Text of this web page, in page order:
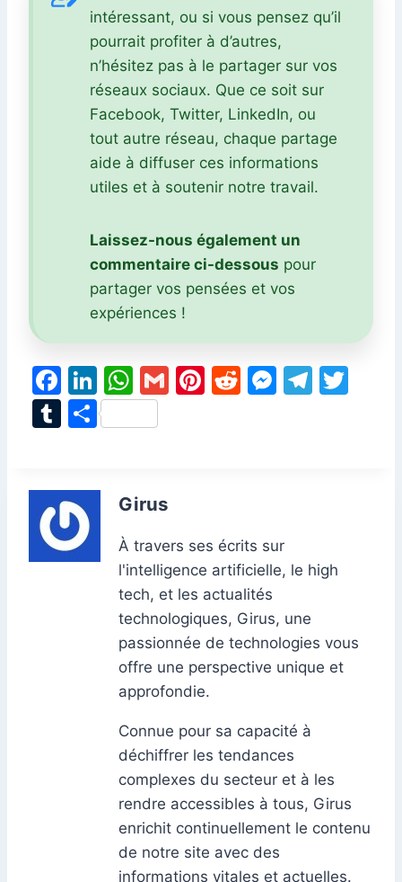
intéressant, ou si vous pensez qu’il
pourrait profiter à d’autres,
n’hésitez pas à le partager sur vos
réseaux sociaux. Que ce soit sur
Facebook, Twitter, LinkedIn, ou
tout autre réseau, chaque partage
aide à diffuser ces informations
utiles et à soutenir notre travail.
Laissez-nous également un
commentaire ci-dessous pour
partager vos pensées et vos
expériences !
F
a
c
b
o
o
Li
n
k
dI
W
h
at
A
p
G
Pi R
M
g
er
T
T
bl
r
P
g
er
Girus
À travers ses écrits sur
l'intelligence artificielle, le high
tech, et les actualités
technologiques, Girus, une
passionnée de technologies vous
offre une perspective unique et
approfondie.
Connue pour sa capacité à
déchiffrer les tendances
complexes du secteur et à les
rendre accessibles à tous, Girus
enrichit continuellement le contenu
de notre site avec des
informations vitales et actuelles.